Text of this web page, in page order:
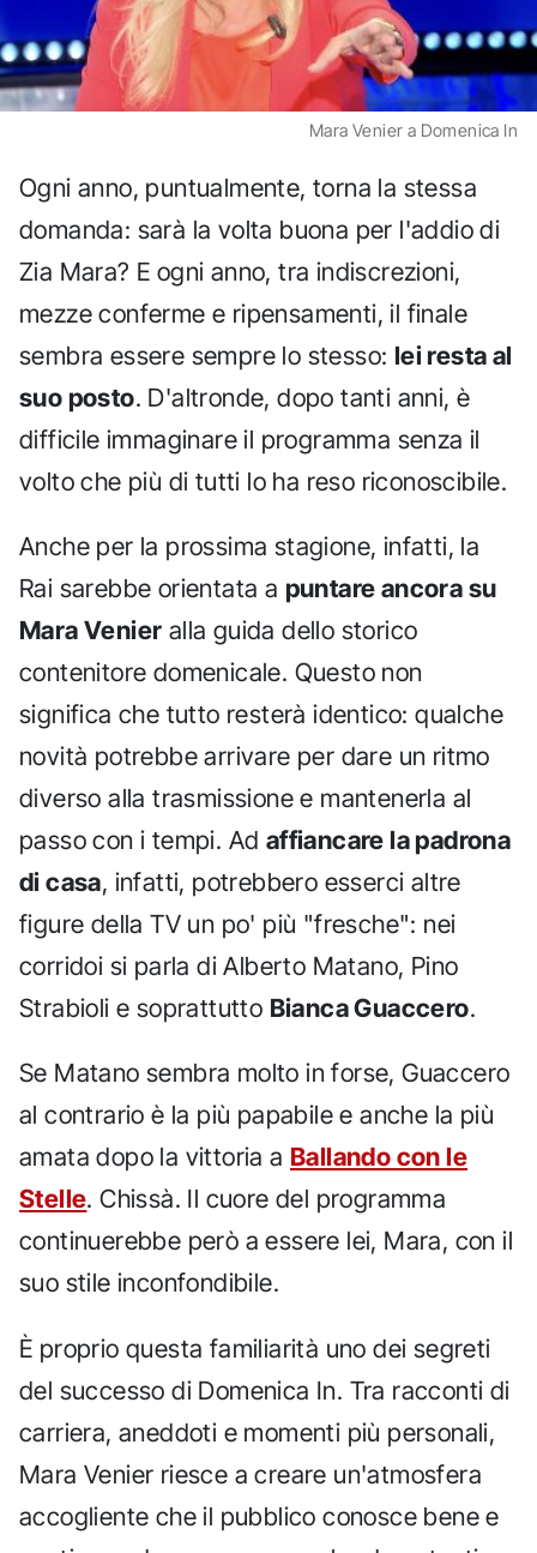
Mara Venier a Domenica In
Ogni anno, puntualmente, torna la stessa
domanda: sarà la volta buona per l'addio di
Zia Mara? E ogni anno, tra indiscrezioni,
mezze conferme e ripensamenti, il finale
sembra essere sempre lo stesso: lei resta al
suo posto. D'altronde, dopo tanti anni, è
difficile immaginare il programma senza il
volto che più di tutti lo ha reso riconoscibile.
Anche per la prossima stagione, infatti, la
Rai sarebbe orientata a puntare ancora su
Mara Venier alla guida dello storico
contenitore domenicale. Questo non
significa che tutto resterà identico: qualche
novità potrebbe arrivare per dare un ritmo
diverso alla trasmissione e mantenerla al
passo con i tempi. Ad affiancare la padrona
di casa, infatti, potrebbero esserci altre
figure della TV un po' più "fresche": nei
corridoi si parla di Alberto Matano, Pino
Strabioli e soprattutto Bianca Guaccero.
Se Matano sembra molto in forse, Guaccero
al contrario è la più papabile e anche la più
amata dopo la vittoria a Ballando con le
Stelle. Chissà. Il cuore del programma
continuerebbe però a essere lei, Mara, con il
suo stile inconfondibile.
È proprio questa familiarità uno dei segreti
del successo di Domenica In. Tra racconti di
carriera, aneddoti e momenti più personali,
Mara Venier riesce a creare un'atmosfera
accogliente che il pubblico conosce bene e